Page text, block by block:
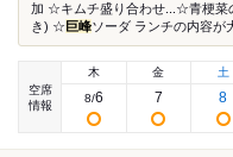
加 ☆キムチ盛り合わせ...☆青梗
き) ☆ 巨峰ソーダ ランチの内容が
空席
情報
木
8/6
金
7
土
8